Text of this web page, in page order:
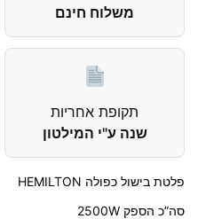
משלוח חינם
תקופת אחריות
שנה ע"י המילטון
פלטת בישול כפולה HEMILTON
סה”כ הספק 2500W